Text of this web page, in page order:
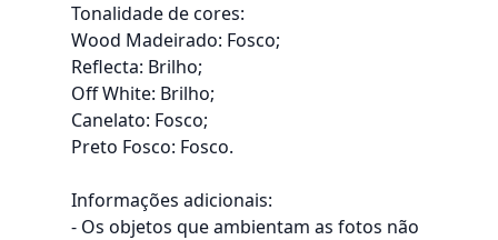
Tonalidade de cores:
Wood Madeirado: Fosco;
Reflecta: Brilho;
Off White: Brilho;
Canelato: Fosco;
Preto Fosco: Fosco.
Informações adicionais:
- Os objetos que ambientam as fotos não